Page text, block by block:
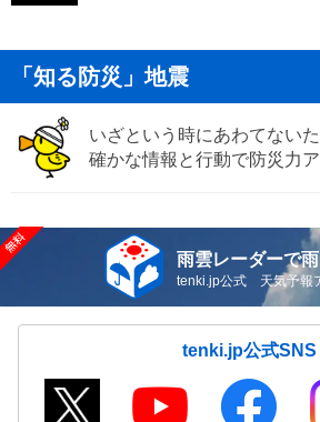
「知る防災」地震
いざという時にあわてない
確かな情報と行動で防災力
雨雲レーダーで雨
tenki.jp公式 天気予報
tenki.jp公式SNS